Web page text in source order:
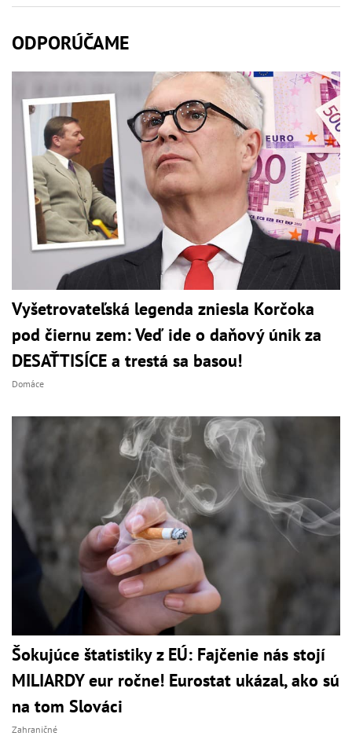
ODPORÚČAME
Vyšetrovateľská legenda zniesla Korčoka
pod čiernu zem: Veď ide o daňový únik za
DESAŤTISÍCE a trestá sa basou!
Domáce
Šokujúce štatistiky z EÚ: Fajčenie nás stojí
MILIARDY eur ročne! Eurostat ukázal, ako sú
na tom Slováci
Zahraničné